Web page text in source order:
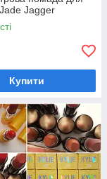
великими
магазин
в
знайти
обличчя,
Jagger
Купити